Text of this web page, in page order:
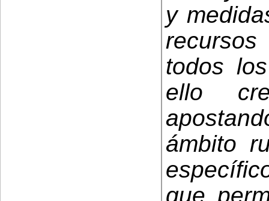
y
todos
ello
ámbito
que